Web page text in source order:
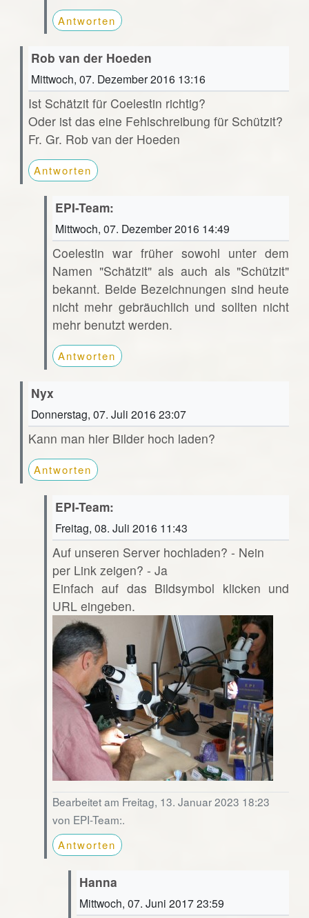
Antworten
Rob van der Hoeden
Mittwoch, 07. Dezember 2016 13:16
Ist Schätzit für Coelestin richtig?
Oder ist das eine Fehlschreibung für Schützit?
Fr. Gr. Rob van der Hoeden
Antworten
EPI-Team:
Mittwoch, 07. Dezember 2016 14:49
Coelestin war früher sowohl unter dem
Namen "Schätzit" als auch als "Schützit"
bekannt. Beide Bezeichnungen sind heute
nicht mehr gebräuchlich und sollten nicht
mehr benutzt werden.
Antworten
Nyx
Donnerstag, 07. Juli 2016 23:07
Kann man hier Bilder hoch laden?
Antworten
EPI-Team:
Freitag, 08. Juli 2016 11:43
Auf unseren Server hochladen? - Nein
per Link zeigen? - Ja
Einfach auf das Bildsymbol klicken und
URL eingeben.
Bearbeitet am Freitag, 13. Januar 2023 18:23
von EPI-Team:.
Antworten
Hanna
Mittwoch, 07. Juni 2017 23:59